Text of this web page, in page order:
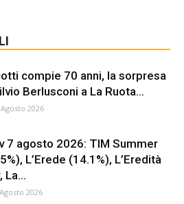
compie 70 anni, la sorpresa
Berlusconi a La Ruota...
2026
7 agosto 2026: TIM Summer
L’Erede (14.1%), L’Eredità
La...
2026